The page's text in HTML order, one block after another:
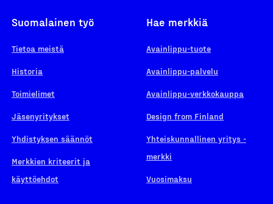
Suomalainen työ
Tietoa meistä
Historia
Toimielimet
Jäsenyritykset
Yhdistyksen säännöt
Merkkien kriteerit ja
käyttöehdot
Hae merkkiä
Avainlippu-tuote
Avainlippu-palvelu
Avainlippu-verkkokauppa
Design from Finland
Yhteiskunnallinen yritys -
merkki
Vuosimaksu